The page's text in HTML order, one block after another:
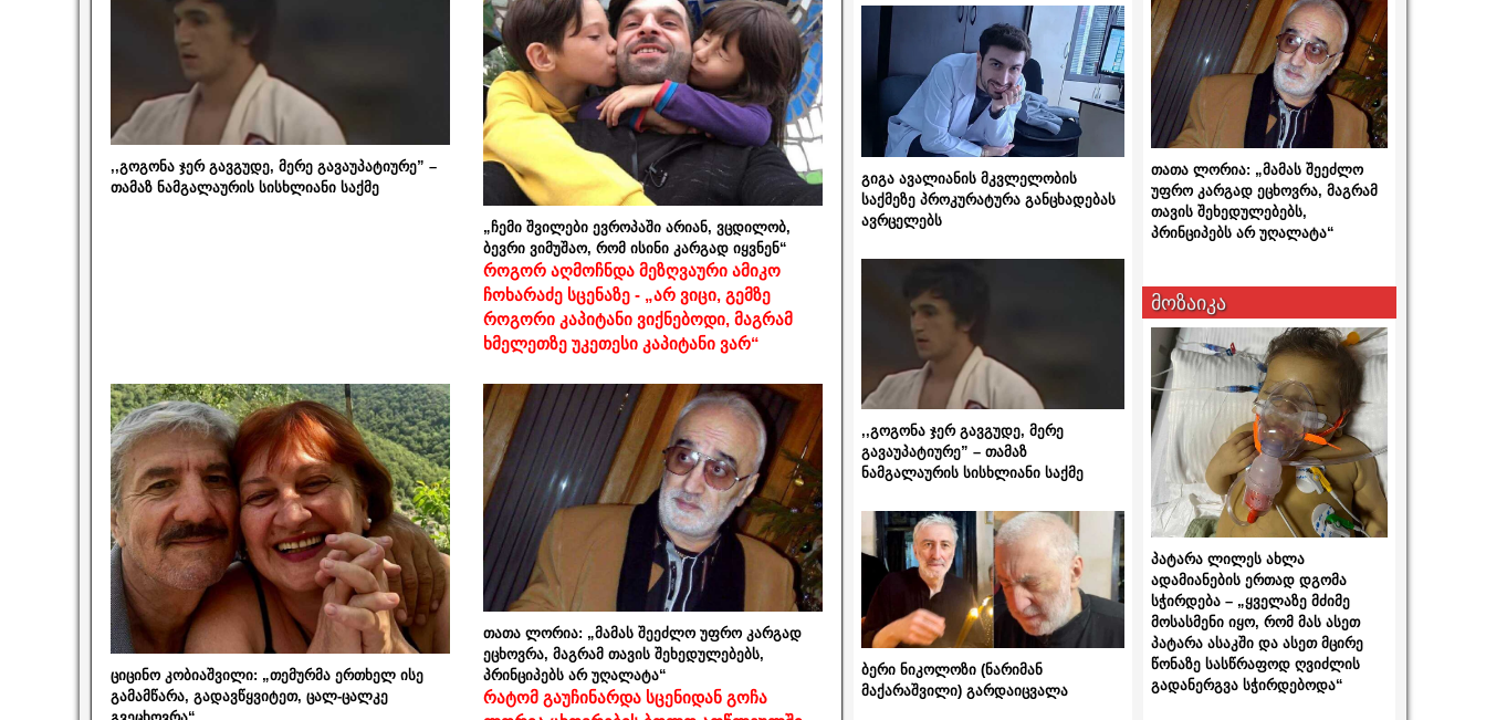
,,გოგონა ჯერ გავგუდე, მერე გავაუპატიურე” –
თამაზ ნამგალაურის სისხლიანი საქმე
„ჩემი შვილები ევროპაში არიან, ვცდილობ,
ბევრი ვიმუშაო, რომ ისინი კარგად იყვნენ“
როგორ აღმოჩნდა მეზღვაური ამიკო
ჩოხარაძე სცენაზე - „არ ვიცი, გემზე
როგორი კაპიტანი ვიქნებოდი, მაგრამ
ხმელეთზე უკეთესი კაპიტანი ვარ“
ციცინო კობიაშვილი: „თემურმა ერთხელ ისე
გამამწარა, გადავწყვიტეთ, ცალ-ცალკე
თათა ლორია: „მამას შეეძლო უფრო კარგად
ეცხოვრა, მაგრამ თავის შეხედულებებს,
პრინციპებს არ უღალატა“
რატომ გაუჩინარდა სცენიდან გოჩა
გიგა ავალიანის მკვლელობის
საქმეზე პროკურატურა განცხადებას
ავრცელებს
,,გოგონა ჯერ გავგუდე, მერე
გავაუპატიურე” – თამაზ
ნამგალაურის სისხლიანი საქმე
ბერი ნიკოლოზი (ნარიმან
მაქარაშვილი) გარდაიცვალა
თათა ლორია: „მამას შეეძლო
უფრო კარგად ეცხოვრა, მაგრამ
თავის შეხედულებებს,
პრინციპებს არ უღალატა“
მოზაიკა
პატარა ლილეს ახლა
ადამიანების ერთად დგომა
სჭირდება – „ყველაზე მძიმე
მოსასმენი იყო, რომ მას ასეთ
პატარა ასაკში და ასეთ მცირე
წონაზე სასწრაფოდ ღვიძლის
გადანერგვა სჭირდებოდა“